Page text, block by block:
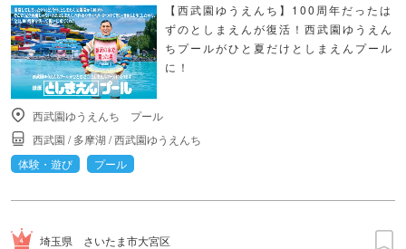
【西武園ゆうえんち】100周年だったは
ずのとしまえんが復活！西武園ゆうえん
ちプールがひと夏だけとしまえんプール
に！
西武園ゆうえんち プール
西武園 /多摩湖 /西武園ゆうえんち
体験・遊び
プール
埼玉県 さいたま市大宮区